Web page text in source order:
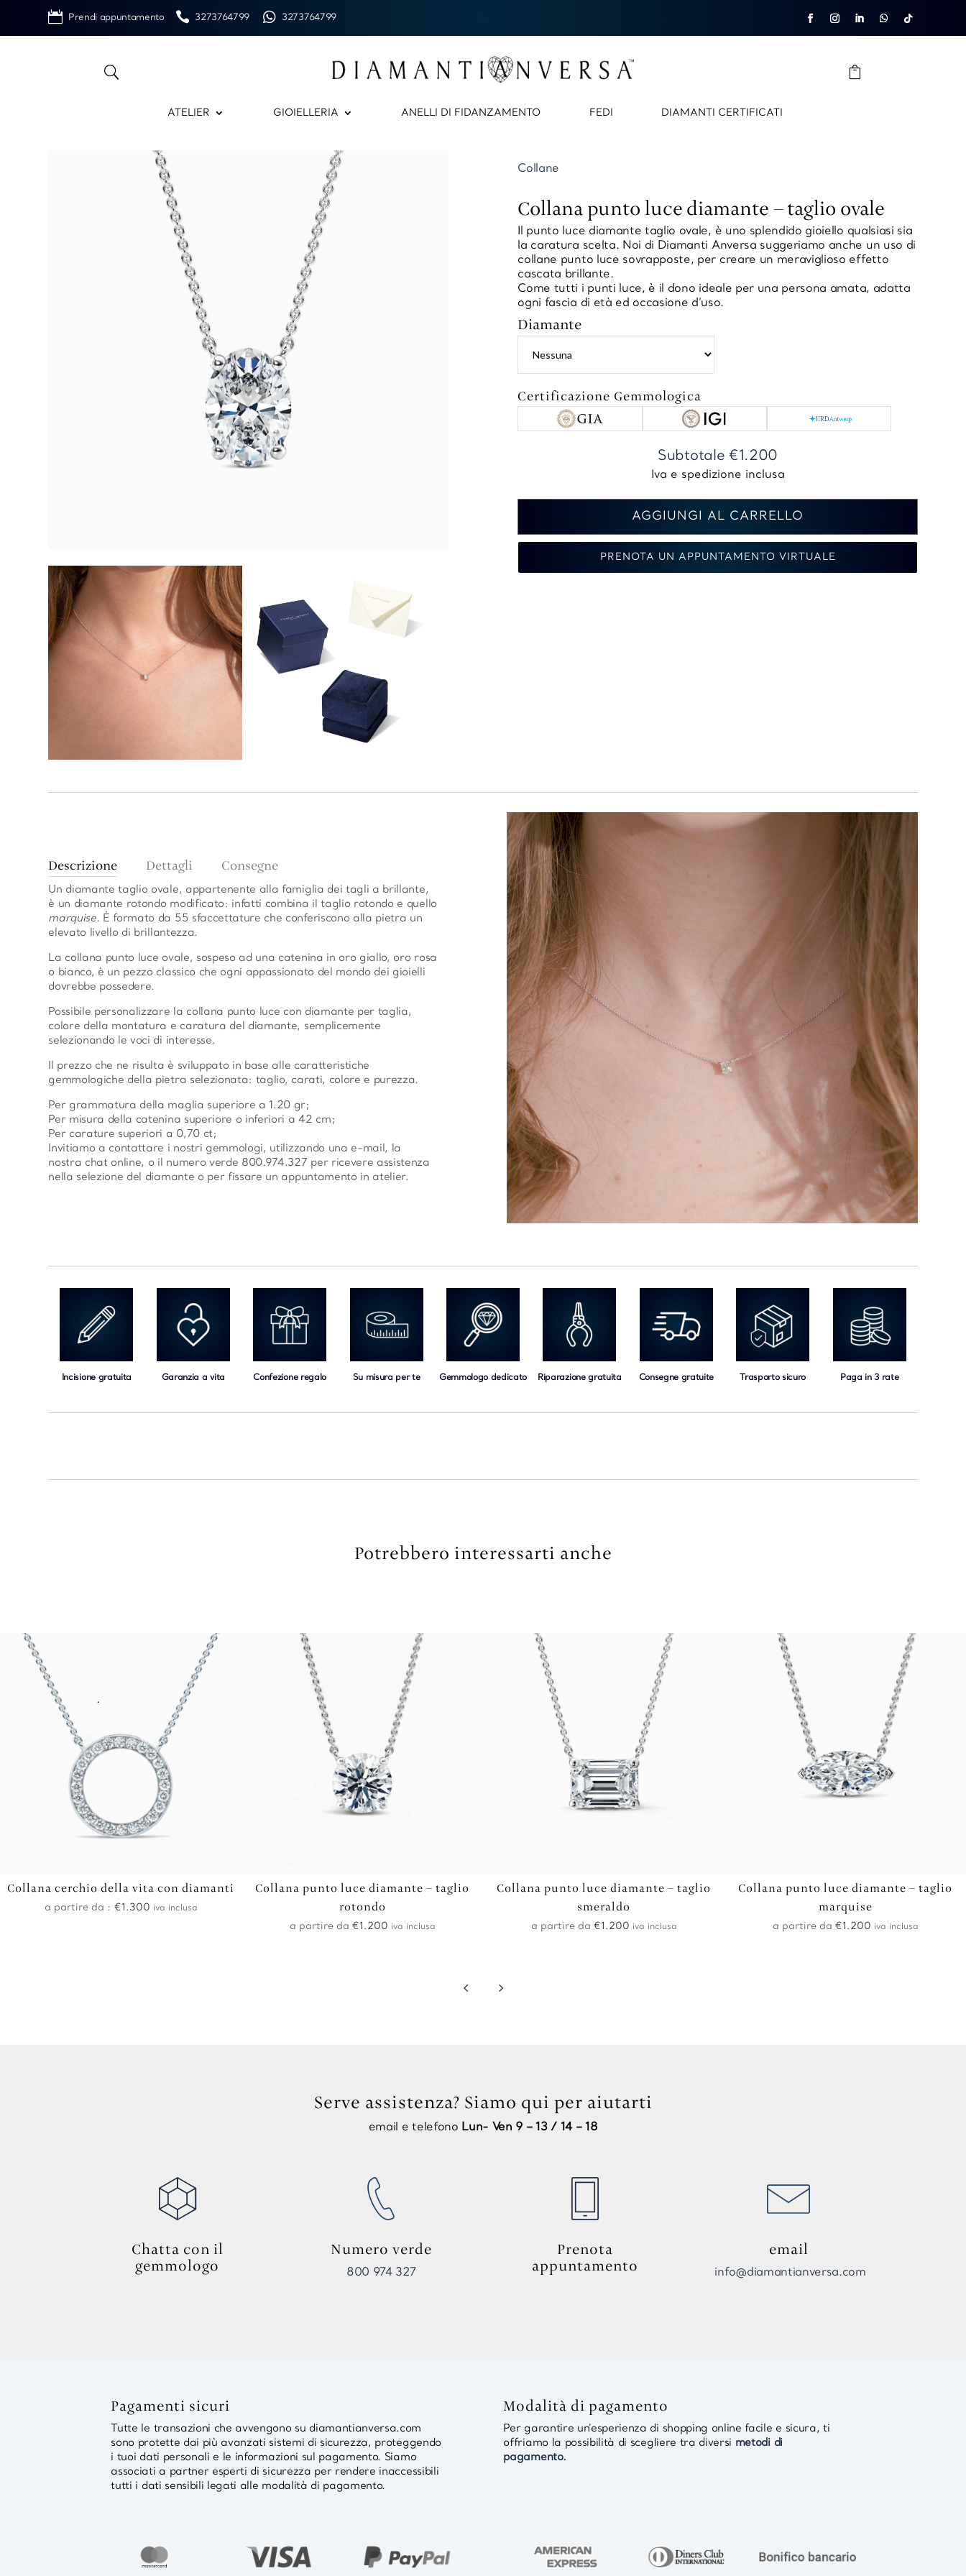
Prendi appuntamento 3273764799 3273764799
ATELIER GIOIELLERIA ANELLI DI FIDANZAMENTO FEDI DIAMANTI CERTIFICATI
Collane
Collana punto luce diamante – taglio ovale
Il punto luce diamante taglio ovale, è uno splendido gioiello qualsiasi sia
la caratura scelta. Noi di Diamanti Anversa suggeriamo anche un uso di
collane punto luce sovrapposte, per creare un meraviglioso effetto
cascata brillante.
Come tutti i punti luce, è il dono ideale per una persona amata, adatta
ogni fascia di età ed occasione d’uso.
Diamante
Certificazione Gemmologica
Subtotale €1.200
AGGIUNGI AL CARRELLO
PRENOTA UN APPUNTAMENTO VIRTUALE
Descrizione Dettagli Consegne
Un diamante taglio ovale, appartenente alla famiglia dei tagli a brillante,
è un diamante rotondo modificato: infatti combina il taglio rotondo e quello
marquise. È formato da 55 sfaccettature che conferiscono alla pietra un
elevato livello di brillantezza.
La collana punto luce ovale, sospeso ad una catenina in oro giallo, oro rosa
o bianco, è un pezzo classico che ogni appassionato del mondo dei gioielli
dovrebbe possedere.
Possibile personalizzare la collana punto luce con diamante per taglia,
colore della montatura e caratura del diamante, semplicemente
selezionando le voci di interesse.
Il prezzo che ne risulta è sviluppato in base alle caratteristiche
gemmologiche della pietra selezionata: taglio, carati, colore e purezza.
Per grammatura della maglia superiore a 1.20 gr;
Per misura della catenina superiore o inferiori a 42 cm;
Per carature superiori a 0,70 ct;
Invitiamo a contattare i nostri gemmologi, utilizzando una e-mail, la
nostra chat online, o il numero verde 800.974.327 per ricevere assistenza
nella selezione del diamante o per fissare un appuntamento in atelier.
Incisione gratuita Garanzia a vita Confezione regalo Su misura per te Gemmologo dedicato Riparazione gratuita Consegne gratuite Trasporto sicuro Paga in 3 rate
Potrebbero interessarti anche
Collana cerchio della vita con diamanti
a partire da : €1.300 iva inclusa
Collana punto luce diamante – taglio
rotondo
a partire da €1.200 iva inclusa
Collana punto luce diamante – taglio
smeraldo
a partire da €1.200 iva inclusa
Collana punto luce diamante – taglio
marquise
a partire da €1.200 iva inclusa
4 5
.
Serve assistenza? Siamo qui per aiutarti
email e telefono Lun- Ven 9 – 13 / 14 – 18
Chatta con il
gemmologo
Numero verde
800 974 327
Prenota
appuntamento
email
info@diamantianversa.com
Pagamenti sicuri
Tutte le transazioni che avvengono su diamantianversa.com
sono protette dai più avanzati sistemi di sicurezza, proteggendo
i tuoi dati personali e le informazioni sul pagamento. Siamo
associati a partner esperti di sicurezza per rendere inaccessibili
tutti i dati sensibili legati alle modalità di pagamento.
Modalità di pagamento
Per garantire un’esperienza di shopping online facile e sicura, ti
offriamo la possibilità di scegliere tra diversi metodi di
pagamento.